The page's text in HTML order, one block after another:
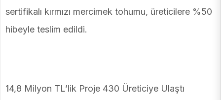
sertifikalı kırmızı mercimek tohumu, üreticilere %50
hibeyle teslim edildi.
14,8 Milyon TL’lik Proje 430 Üreticiye Ulaştı